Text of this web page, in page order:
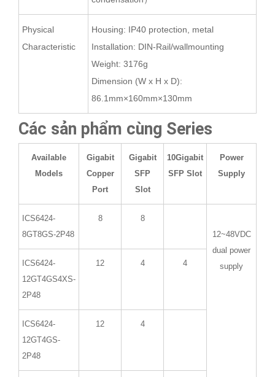
Physical
Characteristic
Housing: IP40 protection, metal
Installation: DIN-Rail/wallmounting
Weight: 3176g
Dimension (W x H x D):
86.1mm×160mm×130mm
Các sản phẩm cùng Series
Available
Models
Gigabit
Copper
Port
Gigabit
SFP
Slot
10Gigabit
SFP Slot
Power
Supply
ICS6424-
8GT8GS-2P48
8
8
12~48VDC
dual power
supply
ICS6424-
12GT4GS4XS-
2P48
12 4 4
ICS6424-
12GT4GS-
2P48
12 4